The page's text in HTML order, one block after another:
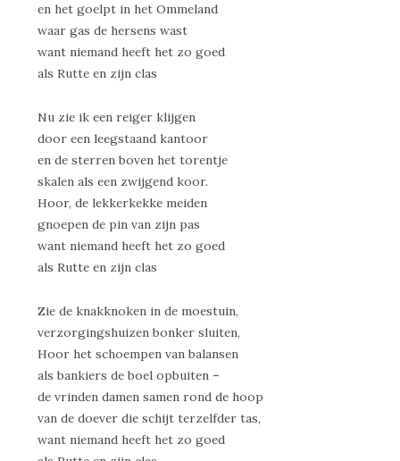
en het goelpt in het Ommeland
waar gas de hersens wast
want niemand heeft het zo goed
als Rutte en zijn clas
Nu zie ik een reiger klijgen
door een leegstaand kantoor
en de sterren boven het torentje
skalen als een zwijgend koor.
Hoor, de lekkerkekke meiden
gnoepen de pin van zijn pas
want niemand heeft het zo goed
als Rutte en zijn clas
Zie de knakknoken in de moestuin,
verzorgingshuizen bonker sluiten,
Hoor het schoempen van balansen
als bankiers de boel opbuiten –
de vrinden damen samen rond de hoop
van de doever die schijt terzelfder tas,
want niemand heeft het zo goed